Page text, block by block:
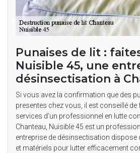
Punaises de lit :
Nuisible 45, une
désinsectisation à
Si vous avez la confirmation que des
presentes chez vous, il est conseillé de
services d’un professionnel en lutte
Chanteau, Nuisible 45 est un
entreprise de désinsectisation dispose
et matériels pour lutter efficacement